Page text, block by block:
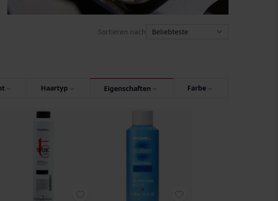
Sortieren nach
Haartyp Eigenschaften Farbe